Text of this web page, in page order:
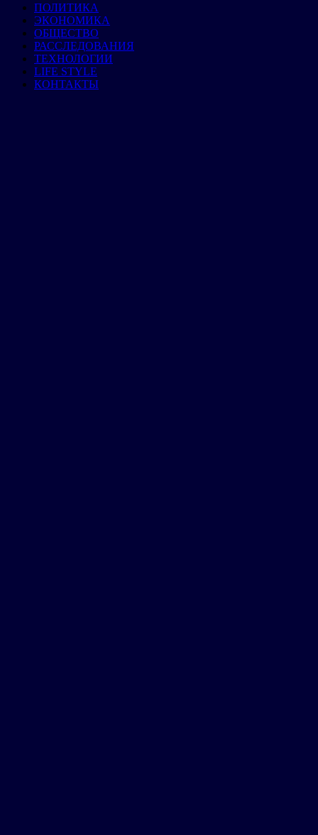
ПОЛИТИКА
ЭКОНОМИКА
ОБЩЕСТВО
РАССЛЕДОВАНИЯ
ТЕХНОЛОГИИ
LIFE STYLE
КОНТАКТЫ